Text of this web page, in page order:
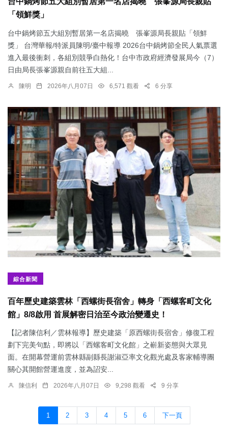
「領鮮獎」
台中鍋烤節五大組別暫居第一名店揭曉 張峯源局長親貼「領鮮
獎」 台灣華報/特派員陳明/臺中報導 2026台中鍋烤節全民人氣票選
進入最後衝刺，各組別競爭白熱化！台中市政府經濟發展局今（7）
日由局長張峯源親自前往五大組...
陳明 2026年八月07日 6,571 觀看 6 分享
綜合新聞
百年歷史建築雲林「西螺街長宿舍」轉身「西螺客町文化
館」8/8啟用 首展解密日治至今政治變遷史！
【記者陳信利／雲林報導】歷史建築「原西螺街長宿舍」修復工程
劃下完美句點，即將以「西螺客町文化館」之嶄新姿態與大眾見
面。在開幕營運前雲林縣副縣長謝淑亞率文化觀光處及客家輔導團
關心其開館營運進度，並為詔安...
陳信利 2026年八月07日 9,298 觀看 9 分享
1 2 3 4 5 6 下一頁